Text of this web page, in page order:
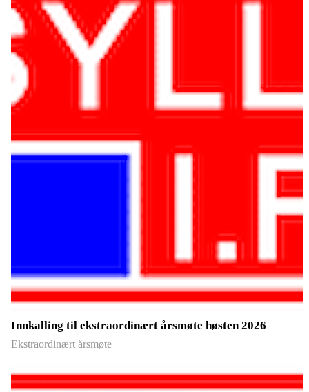
Innkalling til ekstraordinært årsmøte høsten 2026
Ekstraordinært årsmøte